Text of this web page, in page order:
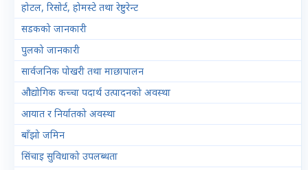
होटल, रिसोर्ट, होमस्टे तथा रेष्टुरेन्ट
सडकको जानकारी
पुलको जानकारी
सार्वजनिक पोखरी तथा माछापालन
औद्योगिक कच्चा पदार्थ उत्पादनको अवस्था
आयात र निर्यातको अवस्था
बाँझो जमिन
सिंचाइ सुविधाको उपलब्धता